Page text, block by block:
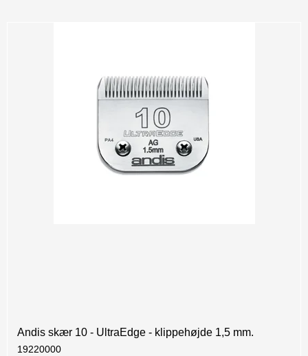
Andis skær 10 - UltraEdge - klippehøjde 1,5 mm.
19220000